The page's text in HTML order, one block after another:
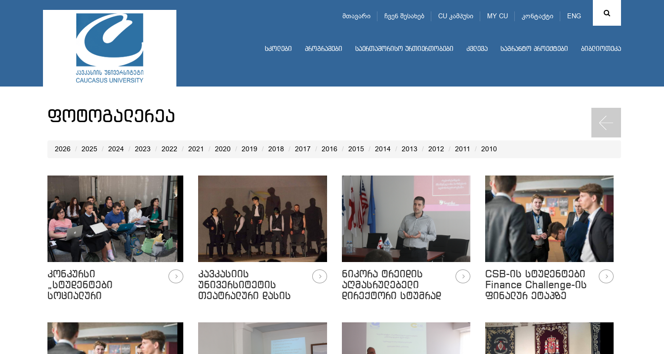
ENG
მთავარი ჩვენ შესახებ CU კამპუსი MY CU კონტაქტი
სკოლები პროგრამები საერთაშორისო ურთიერთობები კვლევა საგრანტო პროექტები ბიბლიოთეკა
ფოტოგალერეა
2026 2025 2024 2023 2022 2021 2020 2019 2018 2017 2016 2015 2014 2013 2012 2011 2010
კონკურსი
„სტუდენტები
სოციალური
წლის' დაჯილდოვების
ცერემონიალი
კავკასიის
უნივერსიტეტის
თეატრალური დასის
ნიკორა ტრეიდის
აღმასრულებელი
დირექტორი სტუმრად
CSB-ის სტუდენტები
Finance Challenge-ის
ფინალურ ეტაპზე